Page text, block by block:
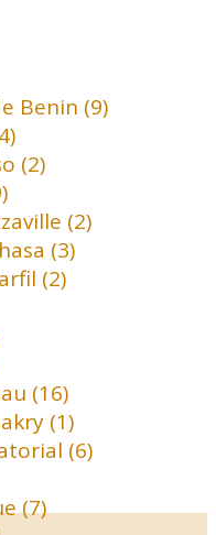
Benin (9)
(2)
(2)
(3)
(2)
(16)
(1)
(6)
(7)